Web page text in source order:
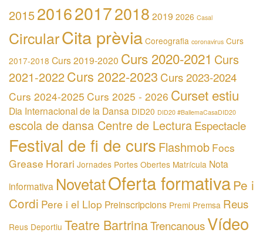
2015201620172018 2019 2026 Casal
CircularCita prèvia Coreografia coronavirus Curs
2017-2018 Curs 2019-2020 Curs 2020-2021 Curs
2021-2022 Curs 2022-2023 Curs 2023-2024
Curs 2024-2025 Curs 2025 - 2026 Curset estiu
Dia Internacional de la Dansa DID20 DID20 #BallemaCasaDID20
escola de dansa Centre de LecturaEspectacle
Festival de fi de curs Flashmob Focs
Grease Horari Jornades Portes Obertes Matrícula Nota
informativa NovetatOferta formativaPe i
Cordi Pere i el Llop Preinscripcions Premi Premsa Reus
Reus Deportiu Teatre BartrinaTrencanousVídeo